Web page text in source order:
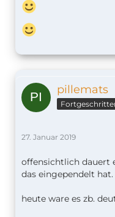
pillemats
27. Januar 2019
offensichtlich dauert
das eingependelt hat.
heute ware es zb.